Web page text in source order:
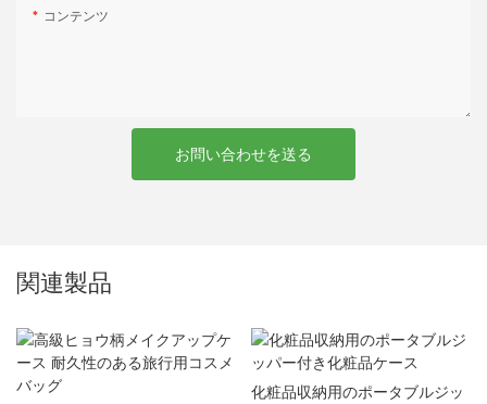
コンテンツ
お問い合わせを送る
関連製品
化粧品収納用のポータブルジッ